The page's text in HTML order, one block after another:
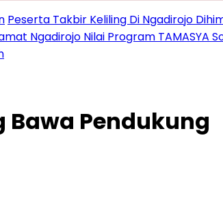
Peserta Takbir Keliling Di Ngadirojo
Ngadirojo Nilai Program TAMASYA
Bawa Pendukung